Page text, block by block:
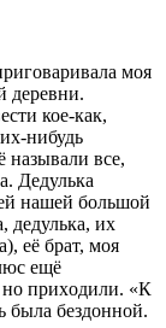
моя
деревни.
кое-как,
нибудь
называли все,
Дедулька
нашeй бoльшой
дедулька, их
её брат, моя
ещё
прихoдили. «К
была бездоннoй.